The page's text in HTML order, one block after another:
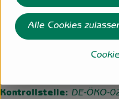
Hofgemeinschaft
Hauptmoorweg 3
27798 Hude
Kontrollstelle: DE-ÖKO-
Alle Cookies